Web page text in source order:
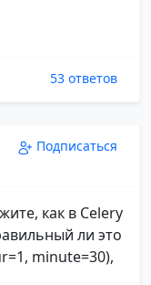
53 ответов
Подписаться
как в Celery
ли это
minute=30),